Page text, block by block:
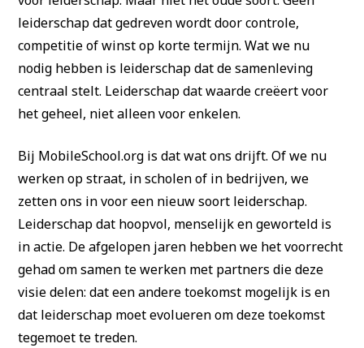
leiderschap dat gedreven wordt door controle,
competitie of winst op korte termijn. Wat we nu
nodig hebben is leiderschap dat de samenleving
centraal stelt. Leiderschap dat waarde creëert voor
het geheel, niet alleen voor enkelen.
Bij MobileSchool.org is dat wat ons drijft. Of we nu
werken op straat, in scholen of in bedrijven, we
zetten ons in voor een nieuw soort leiderschap.
Leiderschap dat hoopvol, menselijk en geworteld is
in actie. De afgelopen jaren hebben we het voorrecht
gehad om samen te werken met partners die deze
visie delen: dat een andere toekomst mogelijk is en
dat leiderschap moet evolueren om deze toekomst
tegemoet te treden.